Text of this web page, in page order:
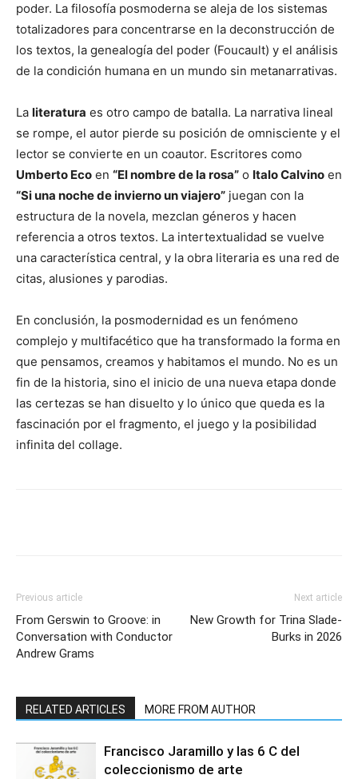
poder. La filosofía posmoderna se aleja de los sistemas
totalizadores para concentrarse en la deconstrucción de
los textos, la genealogía del poder (Foucault) y el análisis
de la condición humana en un mundo sin metanarrativas.
La literatura es otro campo de batalla. La narrativa lineal
se rompe, el autor pierde su posición de omnisciente y el
lector se convierte en un coautor. Escritores como
Umberto Eco en “El nombre de la rosa” o Italo Calvino en
“Si una noche de invierno un viajero” juegan con la
estructura de la novela, mezclan géneros y hacen
referencia a otros textos. La intertextualidad se vuelve
una característica central, y la obra literaria es una red de
citas, alusiones y parodias.
En conclusión, la posmodernidad es un fenómeno
complejo y multifacético que ha transformado la forma en
que pensamos, creamos y habitamos el mundo. No es un
fin de la historia, sino el inicio de una nueva etapa donde
las certezas se han disuelto y lo único que queda es la
fascinación por el fragmento, el juego y la posibilidad
infinita del collage.
Previous article
From Gerswin to Groove: in
Conversation with Conductor
Andrew Grams
Next article
New Growth for Trina Slade-
Burks in 2026
RELATED ARTICLES MORE FROM AUTHOR
Francisco Jaramillo y las 6 C del
coleccionismo de arte